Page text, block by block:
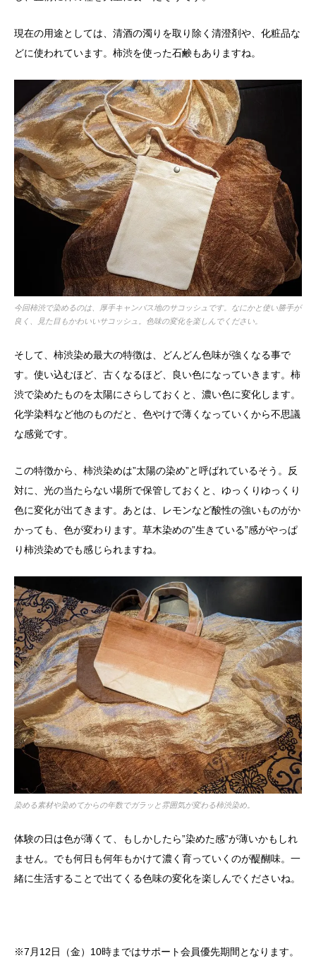
現在の用途としては、清酒の濁りを取り除く清澄剤や、化粧品な
どに使われています。柿渋を使った石鹸もありますね。
今回柿渋で染めるのは、厚手キャンバス地のサコッシュです。なにかと使い勝手が
良く、見た目もかわいいサコッシュ。色味の変化を楽しんでください。
そして、柿渋染め最大の特徴は、どんどん色味が強くなる事で
す。使い込むほど、古くなるほど、良い色になっていきます。柿
渋で染めたものを太陽にさらしておくと、濃い色に変化します。
化学染料など他のものだと、色やけで薄くなっていくから不思議
な感覚です。
この特徴から、柿渋染めは”太陽の染め”と呼ばれているそう。反
対に、光の当たらない場所で保管しておくと、ゆっくりゆっくり
色に変化が出てきます。あとは、レモンなど酸性の強いものがか
かっても、色が変わります。草木染めの”生きている”感がやっぱ
り柿渋染めでも感じられますね。
染める素材や染めてからの年数でガラッと雰囲気が変わる柿渋染め。
体験の日は色が薄くて、もしかしたら”染めた感”が薄いかもしれ
ません。でも何日も何年もかけて濃く育っていくのが醍醐味。一
緒に生活することで出てくる色味の変化を楽しんでくださいね。
※7月12日（金）10時まではサポート会員優先期間となります。